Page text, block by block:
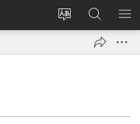
`Fuli
Fano
‵Sala
ki
te